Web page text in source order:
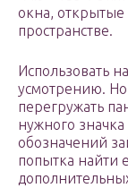
окна,
пространстве.
Использовать
усмотрению. Но
перегружать
нужного
обозначений
попытка найти